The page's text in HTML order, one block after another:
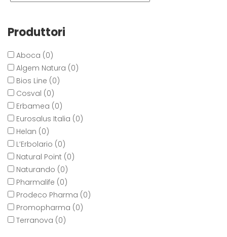
Produttori
Aboca (0)
Algem Natura (0)
Bios Line (0)
Cosval (0)
Erbamea (0)
Eurosalus Italia (0)
Helan (0)
L’Erbolario (0)
Natural Point (0)
Naturando (0)
Pharmalife (0)
Prodeco Pharma (0)
Promopharma (0)
Terranova (0)